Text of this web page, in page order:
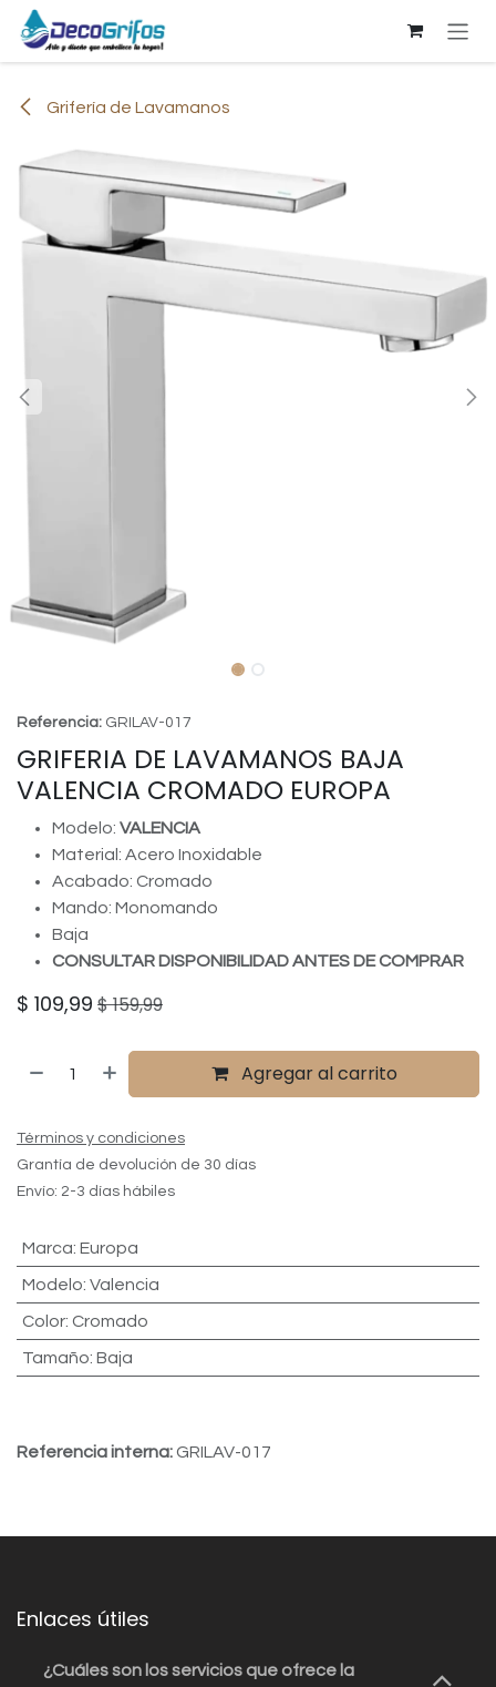
Ir al contenido
Grifería de Lavamanos
Referencia: GRILAV-017
GRIFERIA DE LAVAMANOS BAJA
VALENCIA CROMADO EUROPA
Modelo: VALENCIA
Material: Acero Inoxidable
Acabado: Cromado
Mando: Monomando
Baja
CONSULTAR DISPONIBILIDAD ANTES DE COMPRAR
$ 109,99 $159,99
Agregar al carrito
Términos y condiciones
Grantía de devolución de 30 días
Envío: 2-3 días hábiles
Marca: Europa
Modelo: Valencia
Color: Cromado
Tamaño: Baja
Referencia interna: GRILAV-017
Enlaces útiles
¿Cuáles son los servicios que ofrece la